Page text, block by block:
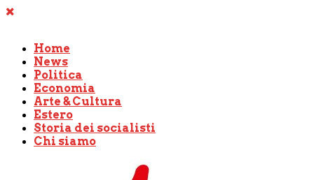
Home
News
Politica
Economia
Arte & Cultura
Estero
Storia dei socialisti
Chi siamo